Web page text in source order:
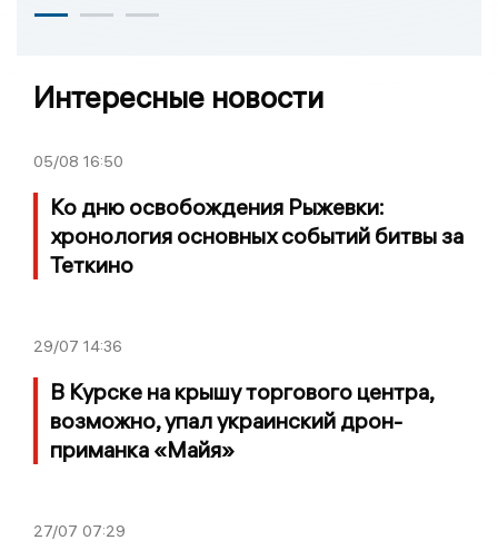
Интересные новости
05/08 16:50
Ко дню освобождения Рыжевки:
хронология основных событий битвы за
Теткино
29/07 14:36
В Курске на крышу торгового центра,
возможно, упал украинский дрон-
приманка «Майя»
27/07 07:29